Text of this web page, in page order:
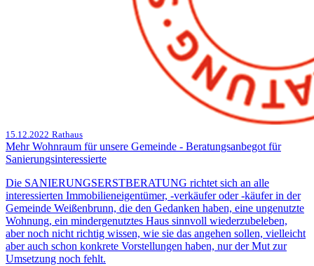
15.12.2022 Rathaus
Mehr Wohnraum für unsere Gemeinde - Beratungsanbegot für
Sanierungsinteressierte
Die SANIERUNGSERSTBERATUNG richtet sich an alle
interessierten Immobilieneigentümer, -verkäufer oder -käufer in der
Gemeinde Weißenbrunn, die den Gedanken haben, eine ungenutzte
Wohnung, ein mindergenutztes Haus sinnvoll wiederzubeleben,
aber noch nicht richtig wissen, wie sie das angehen sollen, vielleicht
aber auch schon konkrete Vorstellungen haben, nur der Mut zur
Umsetzung noch fehlt.